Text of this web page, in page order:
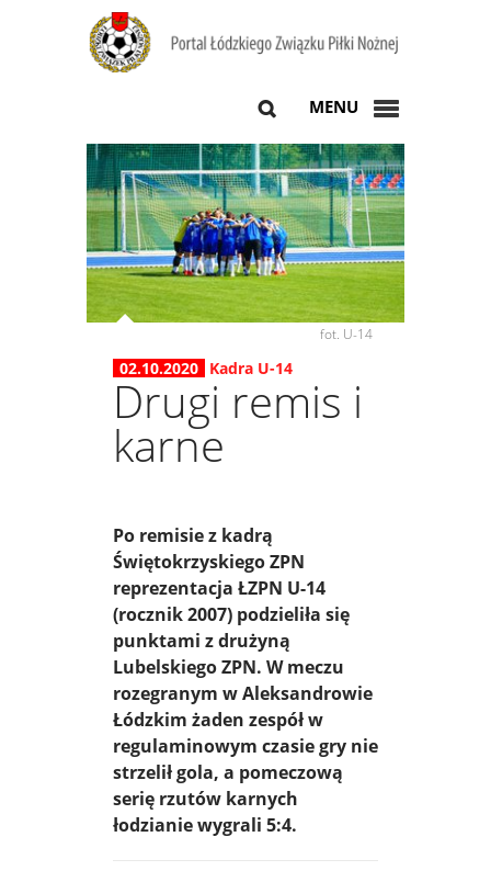
MENU
fot. U-14
02.10.2020 Kadra U-14
Drugi remis i
karne
Po remisie z kadrą
Świętokrzyskiego ZPN
reprezentacja ŁZPN U-14
(rocznik 2007) podzieliła się
punktami z drużyną
Lubelskiego ZPN. W meczu
rozegranym w Aleksandrowie
Łódzkim żaden zespół w
regulaminowym czasie gry nie
strzelił gola, a pomeczową
serię rzutów karnych
łodzianie wygrali 5:4.